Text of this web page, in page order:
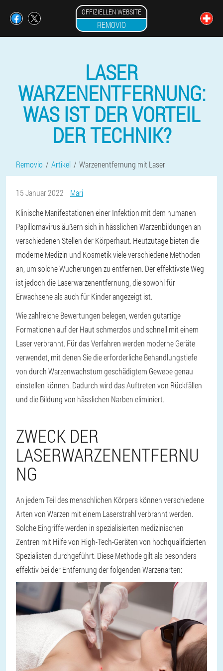
OFFIZIELLEN WEBSITE
REMOVIO
LASER
WARZENENTFERNUNG:
WAS IST DER VORTEIL
DER TECHNIK?
Removio Artikel Warzenentfernung mit Laser
15 Januar 2022
Mari
Klinische Manifestationen einer Infektion mit dem humanen
Papillomavirus äußern sich in hässlichen Warzenbildungen an
verschiedenen Stellen der Körperhaut. Heutzutage bieten die
moderne Medizin und Kosmetik viele verschiedene Methoden
an, um solche Wucherungen zu entfernen. Der effektivste Weg
ist jedoch die Laserwarzenentfernung, die sowohl für
Erwachsene als auch für Kinder angezeigt ist.
Wie zahlreiche Bewertungen belegen, werden gutartige
Formationen auf der Haut schmerzlos und schnell mit einem
Laser verbrannt. Für das Verfahren werden moderne Geräte
verwendet, mit denen Sie die erforderliche Behandlungstiefe
von durch Warzenwachstum geschädigtem Gewebe genau
einstellen können. Dadurch wird das Auftreten von Rückfällen
und die Bildung von hässlichen Narben eliminiert.
ZWECK DER
LASERWARZENENTFERNU
NG
An jedem Teil des menschlichen Körpers können verschiedene
Arten von Warzen mit einem Laserstrahl verbrannt werden.
Solche Eingriffe werden in spezialisierten medizinischen
Zentren mit Hilfe von High-Tech-Geräten von hochqualifizierten
Spezialisten durchgeführt. Diese Methode gilt als besonders
effektiv bei der Entfernung der folgenden Warzenarten: